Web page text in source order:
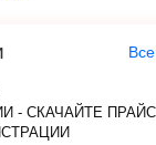
- СКАЧАЙТЕ